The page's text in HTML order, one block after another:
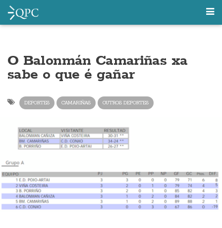
O Balonmán Camariñas xa
sabe o que é gañar
DEPORTES CAMARIÑAS OUTROS DEPORTES